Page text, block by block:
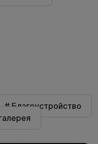
# Благоустройство